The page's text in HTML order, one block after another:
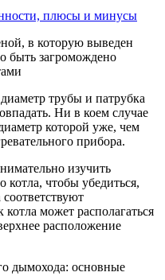
плюсы и минусы
в которую выведен
быть загромождено
трубы и патрубка
Ни в коем случае
которой уже, чем
прибора.
изучить
котла, чтобы убедиться,
может располагаться
расположение